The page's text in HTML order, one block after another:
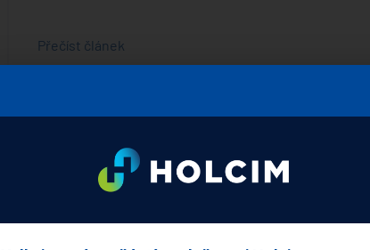
Přečíst článek